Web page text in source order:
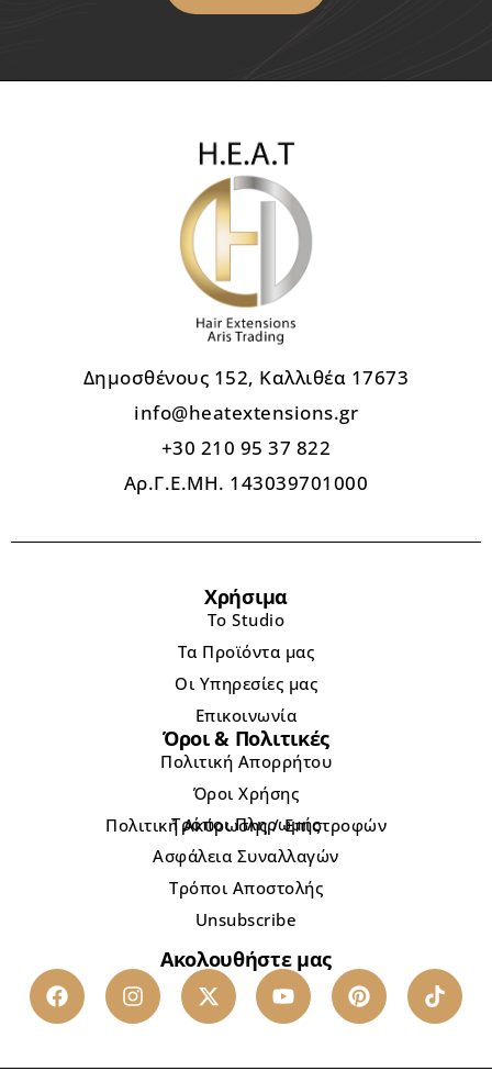
Δημοσθένους 152, Καλλιθέα 17673
info@heatextensions.gr
+30 210 95 37 822
Αρ.Γ.Ε.ΜΗ. 143039701000
Χρήσιμα
Το Studio
Τα Προϊόντα μας
Οι Υπηρεσίες μας
Επικοινωνία
Όροι & Πολιτικές
Πολιτική Απορρήτου
Όροι Χρήσης
Πολιτική Ακύρωσης / Επιστροφών
Τρόποι Πληρωμής
Ασφάλεια Συναλλαγών
Τρόποι Αποστολής
Unsubscribe
Ακολουθήστε μας